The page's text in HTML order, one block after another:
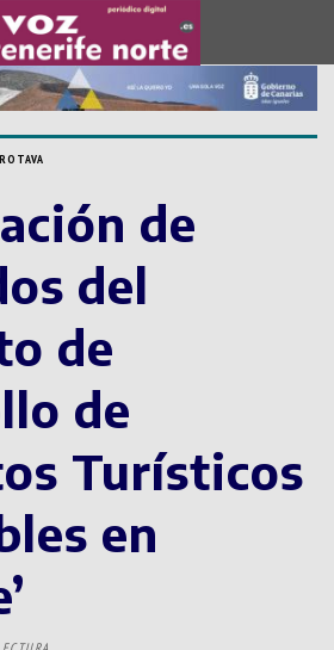
de
del
de
de
Turísticos
en